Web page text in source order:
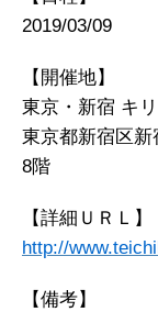
2019/03/09
【開催地】
東京・新宿 キ
東京都新宿区
8階
【詳細ＵＲＬ】
http://
【備考】